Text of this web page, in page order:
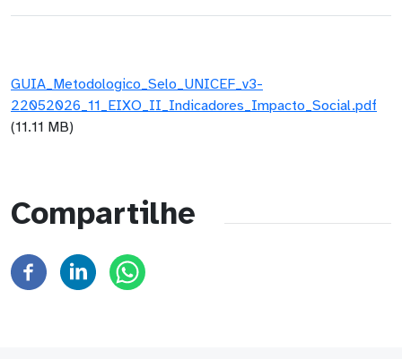
GUIA_Metodologico_Selo_UNICEF_v3-
22052026_11_EIXO_II_Indicadores_Impacto_Social.pdf
(11.11 MB)
Compartilhe